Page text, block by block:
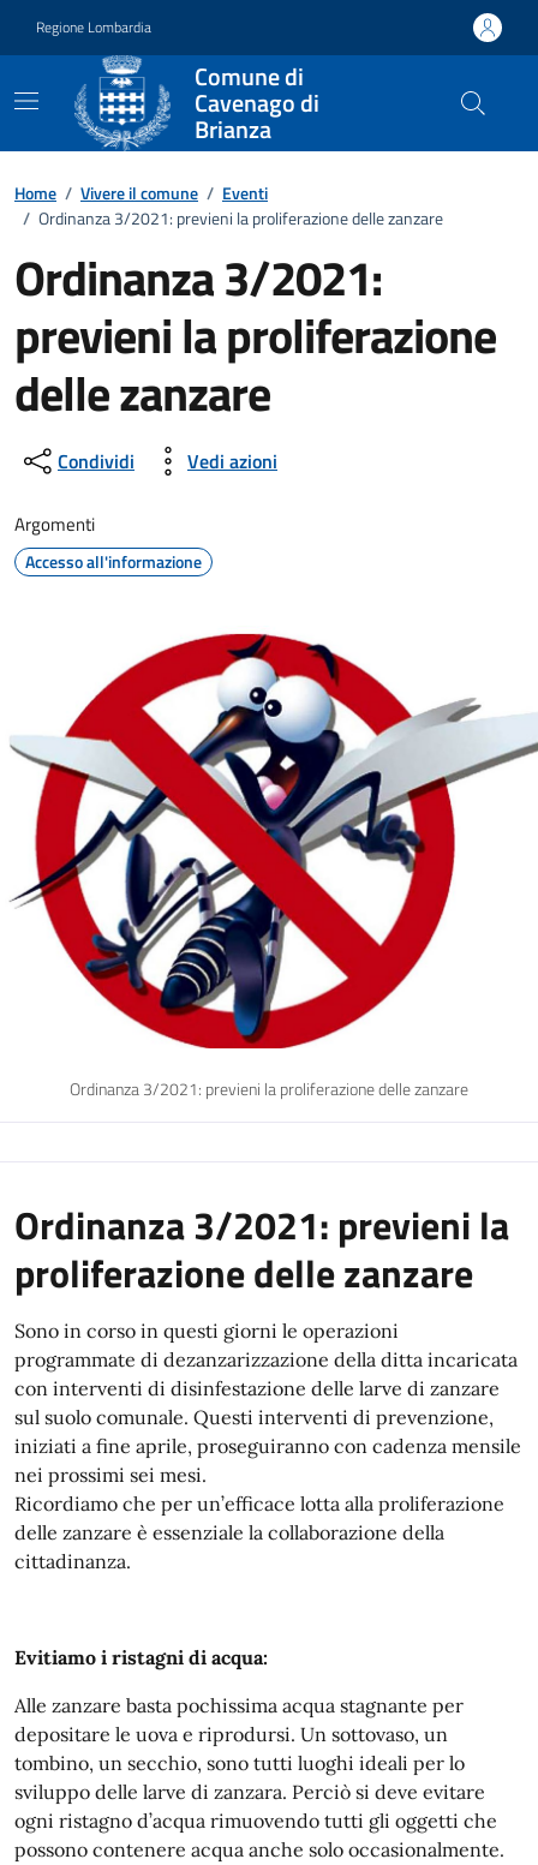
Regione Lombardia
Comune di
Cavenago di
Brianza
Home / Vivere il comune / Eventi
/ Ordinanza 3/2021: previeni la proliferazione delle zanzare
Ordinanza 3/2021:
previeni la proliferazione
delle zanzare
Dettagli della notizia
Condividi Vedi azioni
Argomenti
Accesso all'informazione
Ordinanza 3/2021: previeni la proliferazione delle zanzare
Ordinanza 3/2021: previeni la
proliferazione delle zanzare
Sono in corso in questi giorni le operazioni
programmate di dezanzarizzazione della ditta incaricata
con interventi di disinfestazione delle larve di zanzare
sul suolo comunale. Questi interventi di prevenzione,
iniziati a fine aprile, proseguiranno con cadenza mensile
nei prossimi sei mesi.
Ricordiamo che per un’efficace lotta alla proliferazione
delle zanzare è essenziale la collaborazione della
cittadinanza.
Evitiamo i ristagni di acqua:
Alle zanzare basta pochissima acqua stagnante per
depositare le uova e riprodursi. Un sottovaso, un
tombino, un secchio, sono tutti luoghi ideali per lo
sviluppo delle larve di zanzara. Perciò si deve evitare
ogni ristagno d’acqua rimuovendo tutti gli oggetti che
possono contenere acqua anche solo occasionalmente.